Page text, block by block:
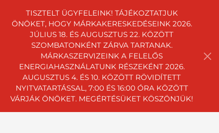
TISZTELT ÜGYFELEINK! TÁJÉKOZTATJUK
ÖNÖKET, HOGY MÁRKAKERESKEDÉSEINK 2026.
JÚLIUS 18. ÉS AUGUSZTUS 22. KÖZÖTT
SZOMBATONKÉNT ZÁRVA TARTANAK.
MÁRKASZERVIZEINK A FELELŐS
ENERGIAHASZNÁLATUNK RÉSZEKÉNT 2026.
AUGUSZTUS 4. ÉS 10. KÖZÖTT RÖVIDÍTETT
NYITVATARTÁSSAL, 7:00 ÉS 16:00 ÓRA KÖZÖTT
VÁRJÁK ÖNÖKET. MEGÉRTÉSÜKET KÖSZÖNJÜK!